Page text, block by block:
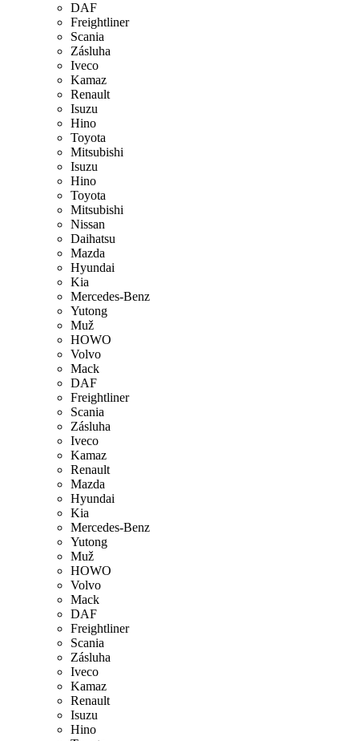
DAF
Freightliner
Scania
Zásluha
Iveco
Kamaz
Renault
Isuzu
Hino
Toyota
Mitsubishi
Isuzu
Hino
Toyota
Mitsubishi
Nissan
Daihatsu
Mazda
Hyundai
Kia
Mercedes-Benz
Yutong
Muž
HOWO
Volvo
Mack
DAF
Freightliner
Scania
Zásluha
Iveco
Kamaz
Renault
Mazda
Hyundai
Kia
Mercedes-Benz
Yutong
Muž
HOWO
Volvo
Mack
DAF
Freightliner
Scania
Zásluha
Iveco
Kamaz
Renault
Isuzu
Hino